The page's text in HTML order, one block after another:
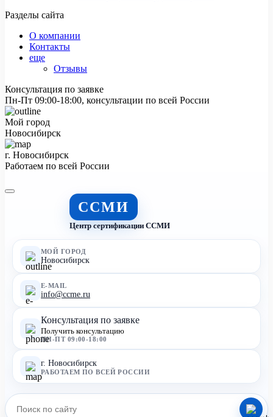
Разделы сайта
О компании
Контакты
еще
Отзывы
Консультация по заявке
Пн-Пт 09:00-18:00, консультации по всей России
Мой город
Новосибирск
г. Новосибирск
Работаем по всей России
ССМИ
Центр сертификации ССМИ
МОЙ ГОРОД
Новосибирск
E-MAIL
info@ccme.ru
Консультация по заявке
Получить консультацию
ПН-ПТ 09:00-18:00
г. Новосибирск
РАБОТАЕМ ПО ВСЕЙ РОССИИ